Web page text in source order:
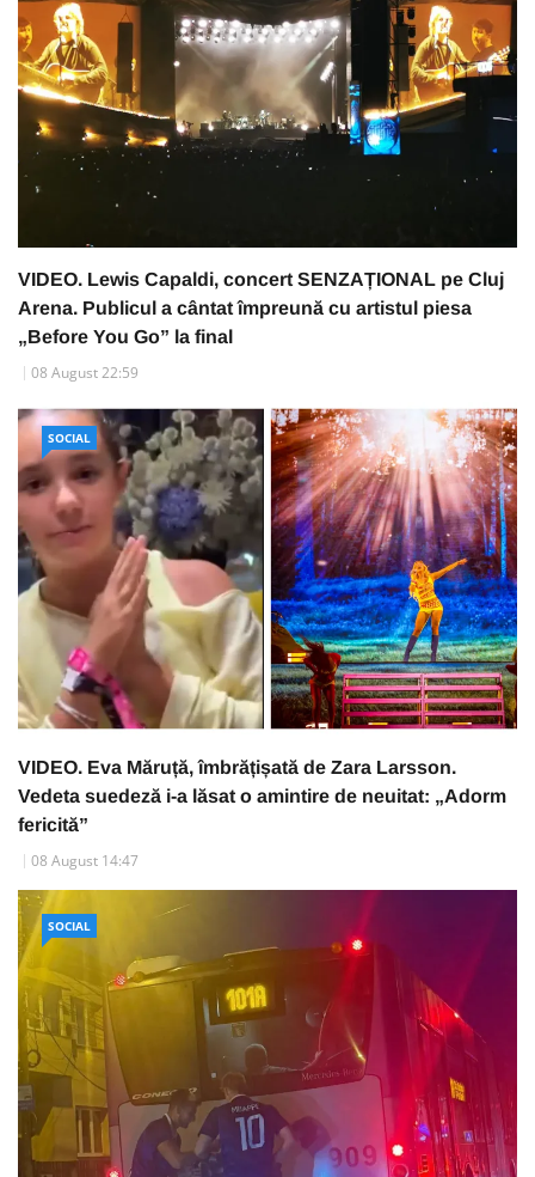
VIDEO. Lewis Capaldi, concert SENZAȚIONAL pe Cluj
Arena. Publicul a cântat împreună cu artistul piesa
„Before You Go” la final
08 August 22:59
SOCIAL
VIDEO. Eva Măruță, îmbrățișată de Zara Larsson.
Vedeta suedeză i-a lăsat o amintire de neuitat: „Adorm
fericită”
08 August 14:47
SOCIAL